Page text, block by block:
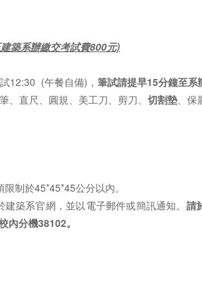
築系辦繳交考試費800元)
12:30 (午餐自備)， 筆試請提早15分鐘至系
、直尺、圓規、美工刀、剪刀、 切割墊、保
制於45*45*45公分以內。
築系官網，並以電子郵件或簡訊通知。 請
內分機38102。